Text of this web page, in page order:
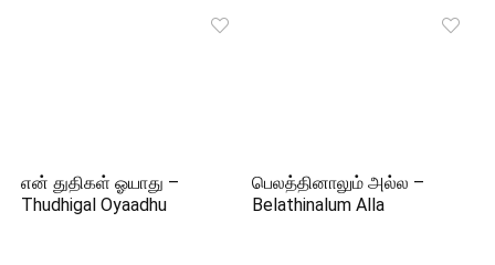
என் துதிகள் ஓயாது –
Thudhigal Oyaadhu
பெலத்தினாலும் அல்ல –
Belathinalum Alla